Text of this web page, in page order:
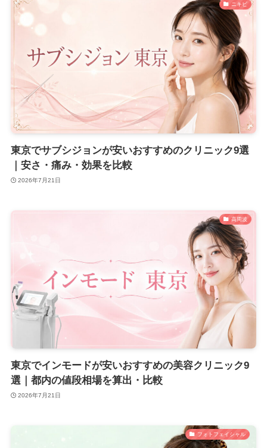
ニキビ
東京でサブシジョンが安いおすすめのクリニック9選
｜安さ・痛み・効果を比較
2026年7月21日
高周波
東京でインモードが安いおすすめの美容クリニック9
選｜都内の値段相場を算出・比較
2026年7月21日
フォトフェイシャル